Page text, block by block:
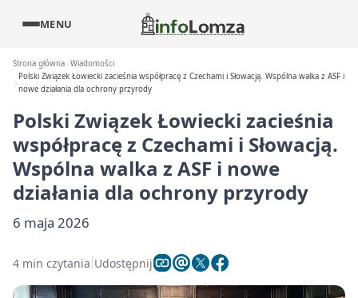
MENU
Strona główna Wiadomości
Polski Związek Łowiecki zacieśnia współpracę z Czechami i Słowacją. Wspólna walka z ASF i
nowe działania dla ochrony przyrody
Polski Związek Łowiecki zacieśnia
współpracę z Czechami i Słowacją.
Wspólna walka z ASF i nowe
działania dla ochrony przyrody
6 maja 2026
4 min czytania Udostępnij